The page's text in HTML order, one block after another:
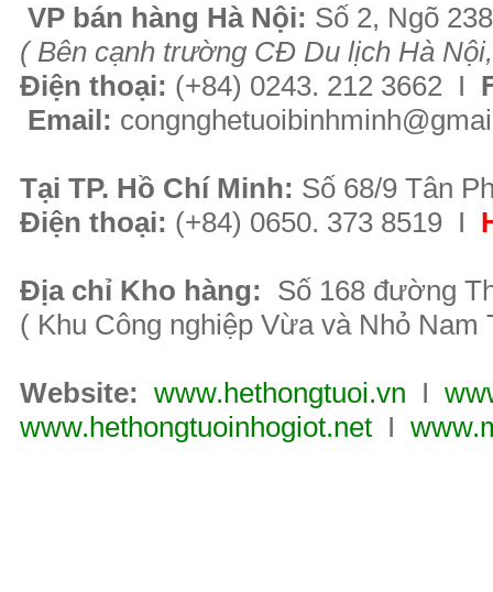
VP bán hàng Hà Nội: Số 2, Ngõ
( Bên cạnh trường CĐ Du lịch Hà
Điện thoại: (+84) 0243. 212 3662 I
Email:
Tại TP. Hồ Chí Minh: Số 68/9 Tân
Điện thoại: (+84) 0650. 373 8519 I
Địa chỉ Kho hàng: Số 168 đường
( Khu Công nghiệp Vừa và Nhỏ
Website: www.hethongtuoi.vn I
www.hethongtuoinhogiot.net I